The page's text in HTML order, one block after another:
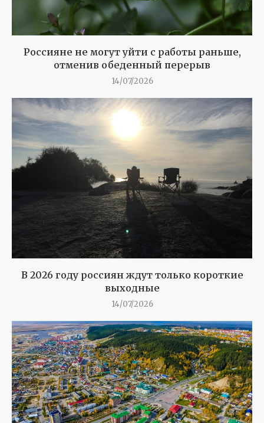
Россияне не могут уйти с работы раньше,
отменив обеденный перерыв
14/07/2026
В 2026 году россиян ждут только короткие
выходные
14/07/2026